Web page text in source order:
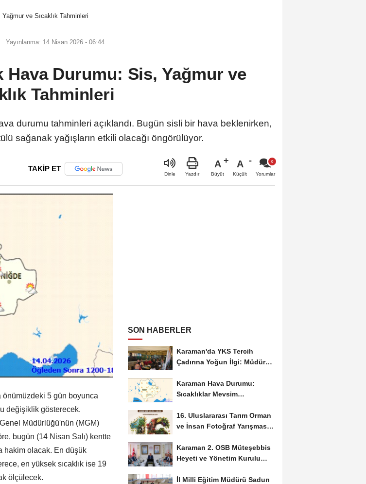
ve Sıcaklık Tahminleri
Yayınlanma: 14 Nisan 2026 - 06:44
Hava Durumu: Sis, Yağmur ve
Tahminleri
durumu tahminleri açıklandı. Bugün sisli bir hava beklenirken,
sağanak yağışların etkili olacağı öngörülüyor.
TAKİP ET
Dinle Yazdır
A
Büyüt
A
Küçült Yorumlar
önümüzdeki 5 gün boyunca
değişiklik gösterecek.
Müdürlüğü'nün (MGM)
bugün (14 Nisan Salı) kentte
hakim olacak. En düşük
en yüksek sıcaklık ise 19
ölçülecek.
SON HABERLER
Karaman'da YKS Tercih
Çadırına Yoğun İlgi: Müdür
Karaman Hava Durumu:
Sıcaklıklar Mevsim
Seyredecek
16. Uluslararası Tarım Orman
ve İnsan Fotoğraf Yarışması
Karaman 2. OSB Müteşebbis
Heyeti ve Yönetim Kurulu
İl Milli Eğitim Müdürü Sadun